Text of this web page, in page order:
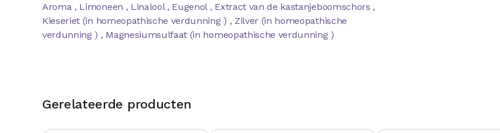
Aroma , Limoneen , Linalool , Eugenol , Extract van de kastanjeboomschors ,
Kieseriet (in homeopathische verdunning ) , Zilver (in homeopathische
verdunning ) , Magnesiumsulfaat (in homeopathische verdunning )
Gerelateerde producten